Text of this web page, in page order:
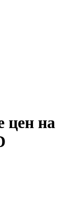
цен на